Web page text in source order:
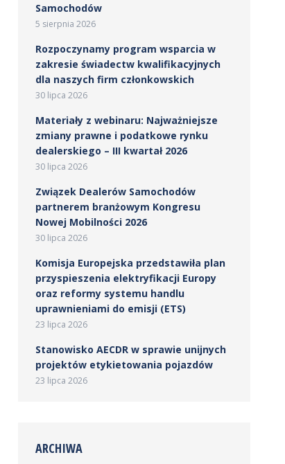
Samochodów
5 sierpnia 2026
Rozpoczynamy program wsparcia w
zakresie świadectw kwalifikacyjnych
dla naszych firm członkowskich
30 lipca 2026
Materiały z webinaru: Najważniejsze
zmiany prawne i podatkowe rynku
dealerskiego – III kwartał 2026
30 lipca 2026
Związek Dealerów Samochodów
partnerem branżowym Kongresu
Nowej Mobilności 2026
30 lipca 2026
Komisja Europejska przedstawiła plan
przyspieszenia elektryfikacji Europy
oraz reformy systemu handlu
uprawnieniami do emisji (ETS)
23 lipca 2026
Stanowisko AECDR w sprawie unijnych
projektów etykietowania pojazdów
23 lipca 2026
ARCHIWA